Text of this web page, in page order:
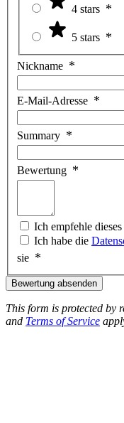
4 stars
5 stars
Nickname
E-Mail-Adresse
Summary
Bewertung
Ich empfehle
Ich habe die
sie
Bewertung absenden
This form is protected by
and Terms of Service